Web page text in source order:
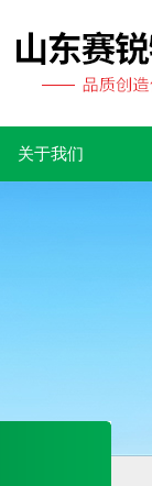
关于我们